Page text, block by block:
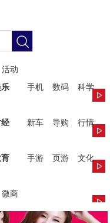
活动
手机 数码
科学
经 新车 导购
行情
手游 页游
文化
微商